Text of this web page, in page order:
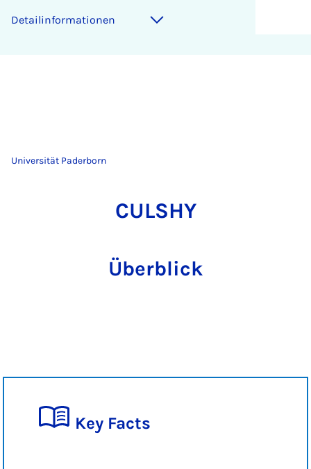
Detailinformationen
Universität Paderborn
CULSHY
Überblick
Key Facts